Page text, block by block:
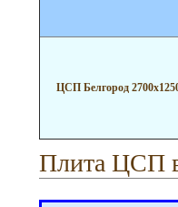
ЦСП Белгород
Плита ЦСП